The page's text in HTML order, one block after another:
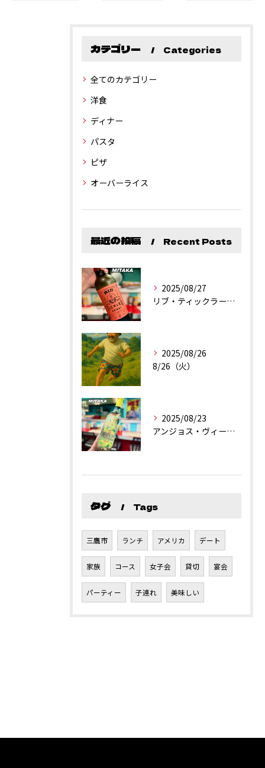
カテゴリー Categories
全てのカテゴリー
洋食
ディナー
パスタ
ピザ
オーバーライス
最近の投稿 Recent Posts
2025/08/27
リブ・ティックラー・カリフォルニア・シラーズ
2025/08/26
8/26（火）
2025/08/23
アンジョス・ヴィーニョ・ヴェルデ
タグ Tags
三鷹市 ランチ アメリカ デート
家族 コース 女子会 貸切 宴会
パーティー 子連れ 美味しい